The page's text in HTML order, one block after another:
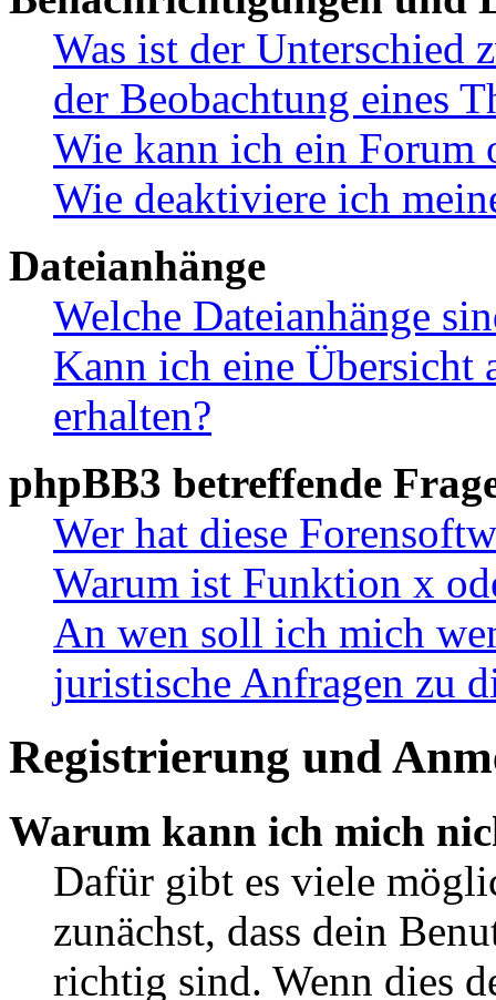
Was ist der Unterschied
der Beobachtung eines
Wie kann ich ein Forum
Wie deaktiviere ich
Dateianhänge
Welche Dateianhänge
Kann ich eine Übersicht
erhalten?
phpBB3 betreffende
Wer hat diese
Warum ist Funktion x
An wen soll ich mich
juristische Anfragen zu
Registrierung und
Warum kann ich mich
Dafür gibt es viele
zunächst, dass dein
richtig sind. Wenn dies